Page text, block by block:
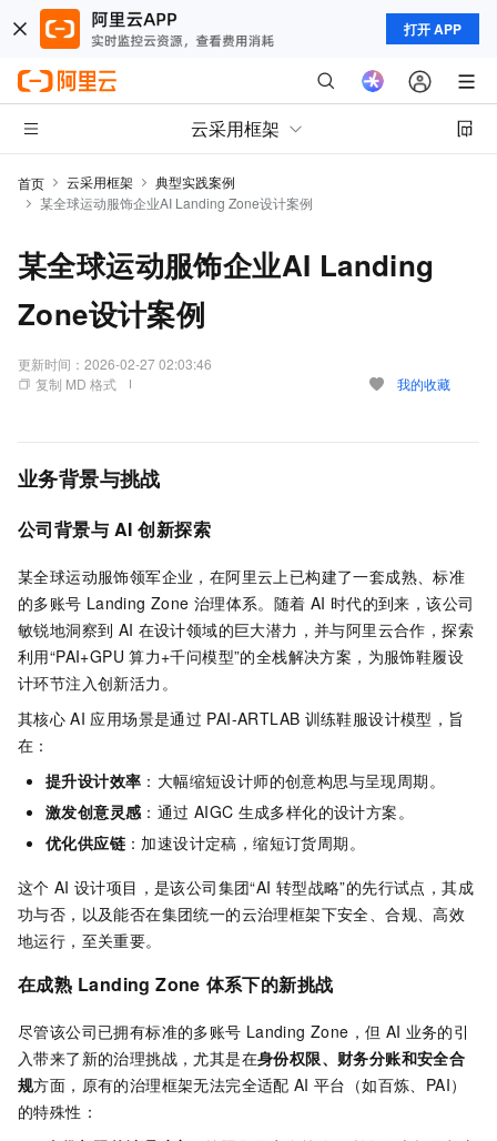
打开 APP
云采用框架
首页 云采用框架
典型实践案例
某全球运动服饰企业AI Landing Zone设计案例
某全球运动服饰企业AI Landing
Zone设计案例
更新时间： 2026-02-27 02:03:46
复制 MD 格式
我的收藏
业务背景与挑战
公司背景与 AI 创新探索
某全球运动服饰领军企业，在阿里云上已构建了一套成熟、标准
的多账号 Landing Zone 治理体系。随着 AI 时代的到来，该公司
敏锐地洞察到 AI 在设计领域的巨大潜力，并与阿里云合作，探索
利用“PAI+GPU 算力+千问模型”的全栈解决方案，为服饰鞋履设
计环节注入创新活力。
其核心 AI 应用场景是通过 PAI-ARTLAB 训练鞋服设计模型，旨
在：
提升设计效率 ：大幅缩短设计师的创意构思与呈现周期。
激发创意灵感 ：通过 AIGC 生成多样化的设计方案。
优化供应链 ：加速设计定稿，缩短订货周期。
这个 AI 设计项目，是该公司集团“AI 转型战略”的先行试点，其成
功与否，以及能否在集团统一的云治理框架下安全、合规、高效
地运行，至关重要。
在成熟 Landing Zone 体系下的新挑战
尽管该公司已拥有标准的多账号 Landing Zone，但 AI 业务的引
入带来了新的治理挑战，尤其是在身份权限、财务分账和安全合
规方面，原有的治理框架无法完全适配 AI 平台（如百炼、PAI）
的特殊性：